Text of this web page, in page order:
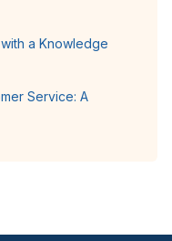
a Knowledge
Service: A